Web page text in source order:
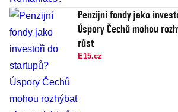
Penzijní fondy jako
Úspory Čechů mohou
růst
E15.cz